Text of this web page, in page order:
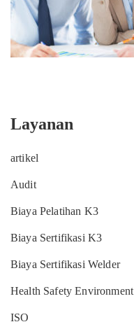
Layanan
artikel
Audit
Biaya Pelatihan K3
Biaya Sertifikasi K3
Biaya Sertifikasi Welder
Health Safety Environment
ISO